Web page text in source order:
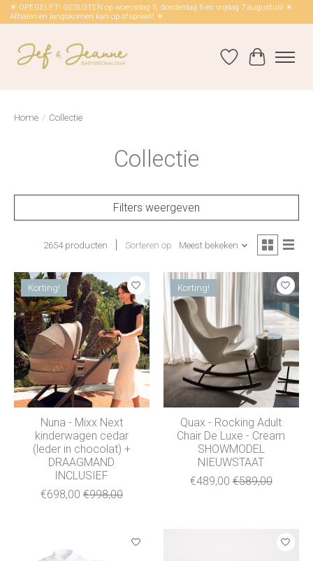
☀ OPEGELET! GESLOTEN op woensdag 5, donderdag 6 en vrijdag 7 augustus! ☀
Afhalen en langskomen kan op afspraak! ☀
Verlanglijst
Home / Collectie
Collectie
Filters weergeven
2654 producten Sorteren op Meest bekeken
Korting!
Nuna - Mixx Next
kinderwagen cedar
(leder in chocolat) +
DRAAGMAND
INCLUSIEF
€698,00 €998,00
Korting!
Quax - Rocking Adult
Chair De Luxe - Cream
SHOWMODEL
NIEUWSTAAT
€489,00 €589,00